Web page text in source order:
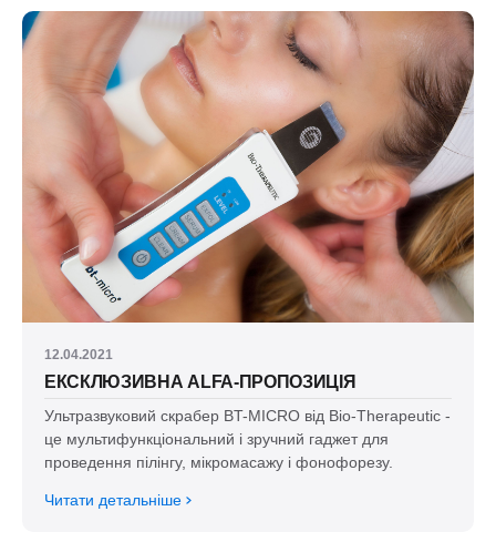
12.04.2021
ЕКСКЛЮЗИВНА ALFA-ПРОПОЗИЦІЯ
Ультразвуковий скрабер BT-MICRO від Bio-Therapeutic -
це мультифункціональний і зручний гаджет для
проведення пілінгу, мікромасажу і фонофорезу.
Читати детальніше